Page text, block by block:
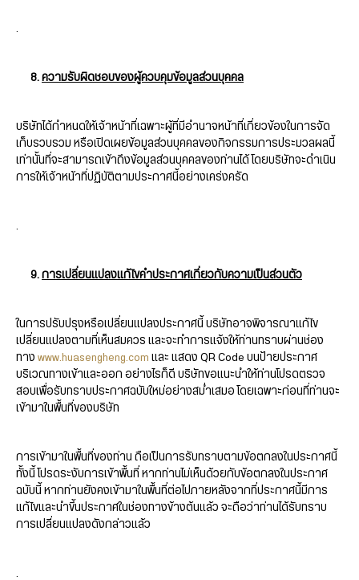
.
8. ความรับผิดชอบของผู้ควบคุมข้อมูลส่วนบุคคล
บริษัทได้กำหนดให้เจ้าหน้าที่เฉพาะผู้ที่มีอำนาจหน้าที่เกี่ยวข้องในการจัด
เก็บรวบรวม หรือเปิดเผยข้อมูลส่วนบุคคลของกิจกรรมการประมวลผลนี้
เท่านั้นที่จะสามารถเข้าถึงข้อมูลส่วนบุคคลของท่านได้ โดยบริษัทจะดำเนิน
การให้เจ้าหน้าที่ปฏิบัติตามประกาศนี้อย่างเคร่งครัด
.
9. การเปลี่ยนแปลงแก้ไขคำประกาศเกี่ยวกับความเป็นส่วนตัว
ในการปรับปรุงหรือเปลี่ยนแปลงประกาศนี้ บริษัทอาจพิจารณาแก้ไข
เปลี่ยนแปลงตามที่เห็นสมควร และจะทำการแจ้งให้ท่านทราบผ่านช่อง
ทาง www.huasengheng.com และ แสดง QR Code บนป้ายประกาศ
บริเวณทางเข้าและออก อย่างไรก็ดี บริษัทขอแนะนำให้ท่านโปรดตรวจ
สอบเพื่อรับทราบประกาศฉบับใหม่อย่างสม่ำเสมอ โดยเฉพาะก่อนที่ท่านจะ
เข้ามาในพื้นที่ของบริษัท
การเข้ามาในพื้นที่ของท่าน ถือเป็นการรับทราบตามข้อตกลงในประกาศนี้
ทั้งนี้ โปรดระงับการเข้าพื้นที่ หากท่านไม่เห็นด้วยกับข้อตกลงในประกาศ
ฉบับนี้ หากท่านยังคงเข้ามาในพื้นที่ต่อไปภายหลังจากที่ประกาศนี้มีการ
แก้ไขและนำขึ้นประกาศในช่องทางข้างต้นแล้ว จะถือว่าท่านได้รับทราบ
การเปลี่ยนแปลงดังกล่าวแล้ว
.